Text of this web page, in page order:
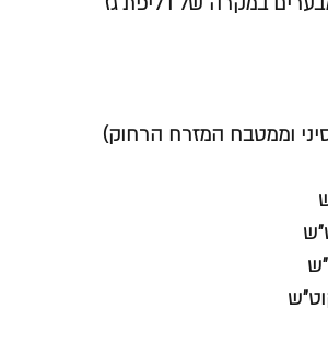
וממטבח המזרח הרחוק)